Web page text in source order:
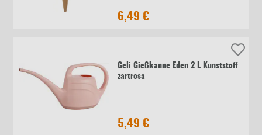
6,49 €
Geli Gießkanne Eden 2 L Kunststoff
zartrosa
5,49 €